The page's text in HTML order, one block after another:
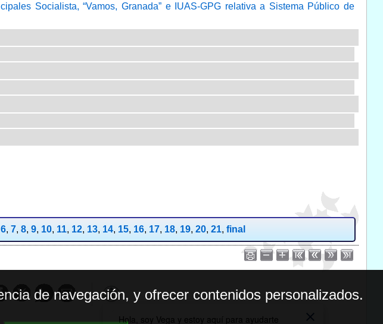
Socialista, “Vamos, Granada” e IUAS-GPG relativa a Sistema Público de
6, 7, 8, 9, 10, 11, 12, 13, 14, 15, 16, 17, 18, 19, 20, 21, final
de navegación, y ofrecer contenidos personalizados.